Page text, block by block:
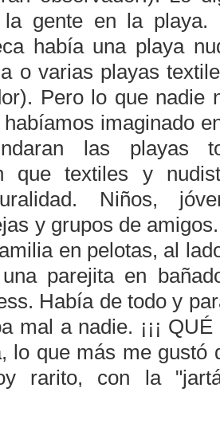
la gente en la playa.
había una playa
o varias playas
Pero lo que nadie
imaginado
las playas
que textiles y
Niños,
y grupos de
en pelotas, al
parejita en
Había de todo y
mal a nadie. ¡¡¡
lo que más me gustó
rarito, con la